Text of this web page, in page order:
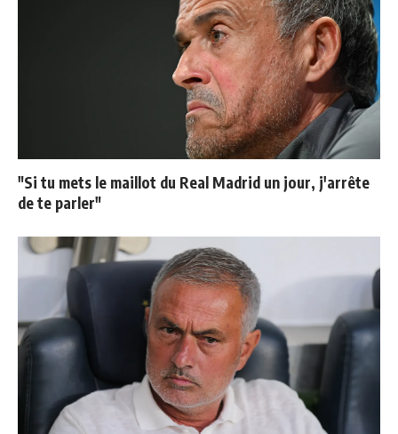
"Si tu mets le maillot du Real Madrid un jour, j'arrête
de te parler"